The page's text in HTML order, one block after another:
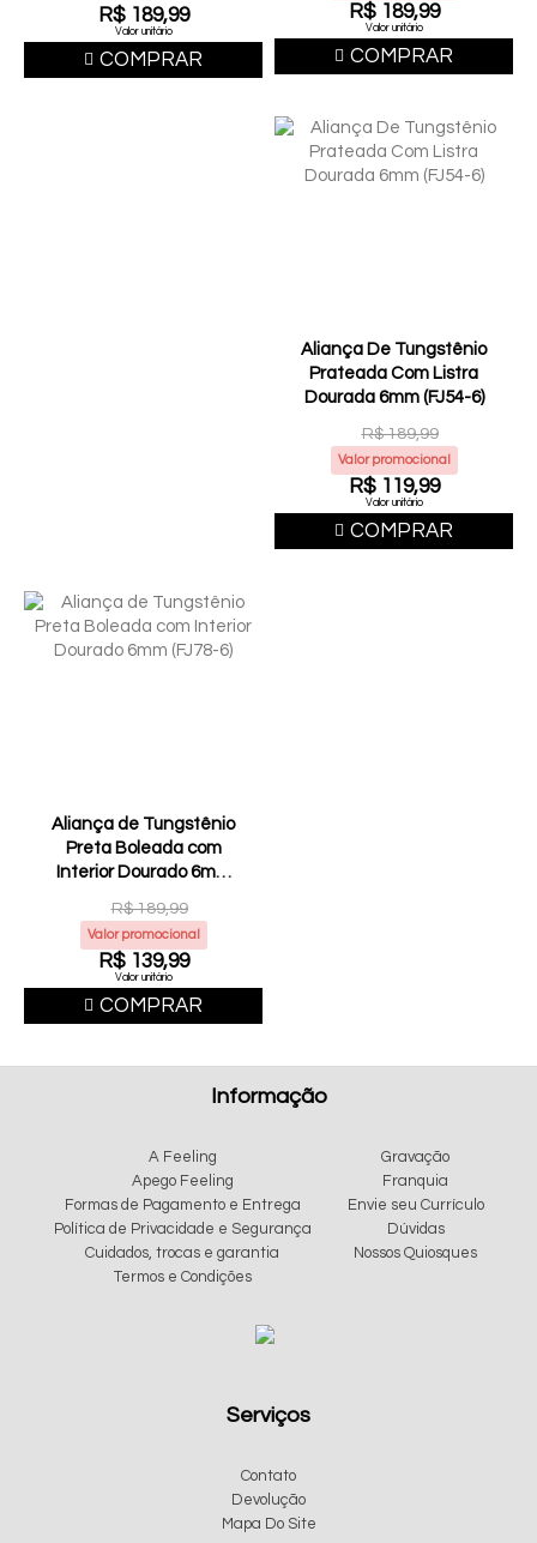
R$ 189,99
Valor unitário
COMPRAR
R$ 189,99
Valor unitário
COMPRAR
Aliança De Tungstênio
Prateada Com Listra
Dourada 6mm (FJ54-6)
R$ 189,99
Valor promocional
R$ 119,99
Valor unitário
COMPRAR
Aliança de Tungstênio
Preta Boleada com
Interior Dourado 6mm
(FJ78-6)
R$ 189,99
Valor promocional
R$ 139,99
Valor unitário
COMPRAR
Informação
A Feeling
Apego Feeling
Formas de Pagamento e Entrega
Política de Privacidade e Segurança
Cuidados, trocas e garantia
Termos e Condições
Gravação
Franquia
Envie seu Currículo
Dúvidas
Nossos Quiosques
Serviços
Contato
Devolução
Mapa Do Site